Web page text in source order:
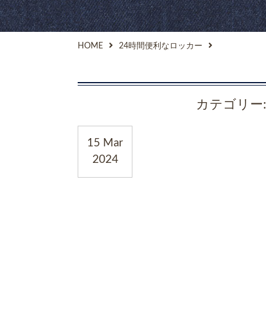
HOME 24時間便利なロッカー
カテゴリー:
15 Mar
2024